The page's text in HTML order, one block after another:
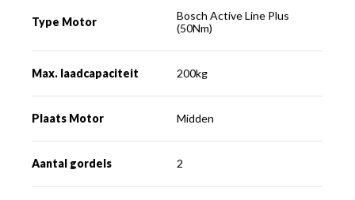
Type Motor
Bosch Active Line Plus
(50Nm)
Max. laadcapaciteit 200kg
Plaats Motor Midden
Aantal gordels 2